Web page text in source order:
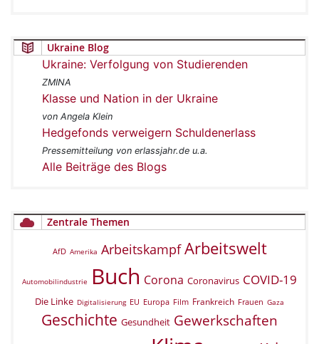
Ukraine Blog
Ukraine: Verfolgung von Studierenden
ZMINA
Klasse und Nation in der Ukraine
von Angela Klein
Hedgefonds verweigern Schuldenerlass
Pressemitteilung von erlassjahr.de u.a.
Alle Beiträge des Blogs
Zentrale Themen
AfD Amerika Arbeitskampf Arbeitswelt
Automobilindustrie Buch Corona Coronavirus COVID-19
Die Linke Digitalisierung EU Europa Film Frankreich Frauen Gaza
Geschichte Gesundheit Gewerkschaften